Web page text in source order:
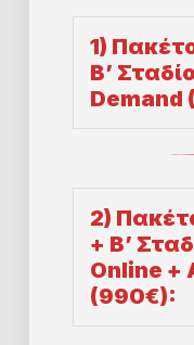
1)
Β’
Demand
2)
+ Β’
Online +
(990€):